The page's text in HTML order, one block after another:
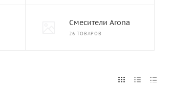
Смесители Arona
26 ТОВАРОВ